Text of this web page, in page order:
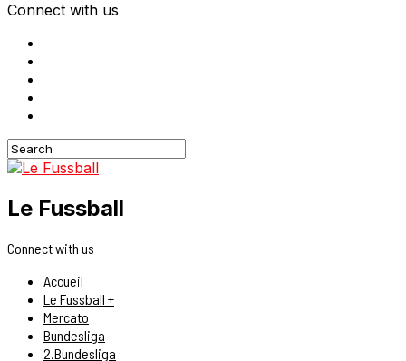
Connect with us
Le Fussball
Connect with us
Accueil
Le Fussball +
Mercato
Bundesliga
2.Bundesliga